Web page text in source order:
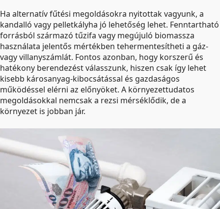
Ha alternatív fűtési megoldásokra nyitottak vagyunk, a
kandalló vagy pelletkályha jó lehetőség lehet. Fenntartható
forrásból származó tűzifa vagy megújuló biomassza
használata jelentős mértékben tehermentesítheti a gáz-
vagy villanyszámlát. Fontos azonban, hogy korszerű és
hatékony berendezést válasszunk, hiszen csak így lehet
kisebb károsanyag-kibocsátással és gazdaságos
működéssel elérni az előnyöket. A környezettudatos
megoldásokkal nemcsak a rezsi mérséklődik, de a
környezet is jobban jár.